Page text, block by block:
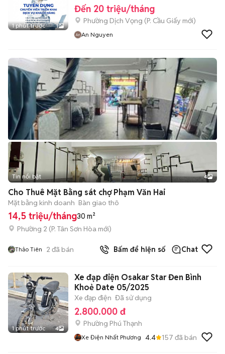
1 phút trước 1
Đến 20 triệu/tháng
Phường Dịch Vọng (P. Cầu Giấy mới)
An Nguyen
Tin nổi bật 4
Cho Thuê Mặt Bằng sát chợ Phạm Văn Hai
Mặt bằng kinh doanh Bàn giao thô
14,5 triệu/tháng30 m²
Phường 2 (P. Tân Sơn Hòa mới)
Thảo Tiên 2 đã bán Bấm để hiện số Chat
1 phút trước 4
Xe đạp điện Osakar Star Đen Bình
Khoẻ Date 05/2025
Xe đạp điện Đã sử dụng
2.800.000 đ
Phường Phú Thạnh
Xe Điện Nhất Phương 4.4 157 đã bán